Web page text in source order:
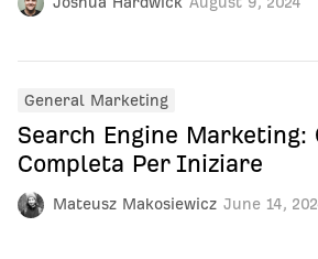
Mateusz Makosiewicz June 14,
General Marketing
Search Engine Marketing:
Completa Per Iniziare